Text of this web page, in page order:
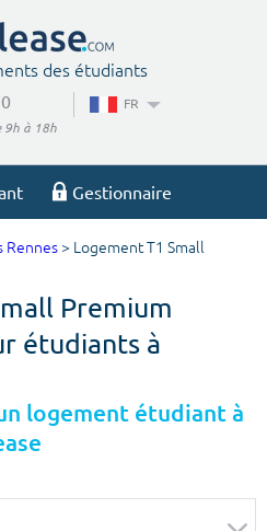
des étudiants
9h à 18h
FR
Gestionnaire
Budget max
Rennes > Logement T1 Small
Premium
étudiants à
logement étudiant à